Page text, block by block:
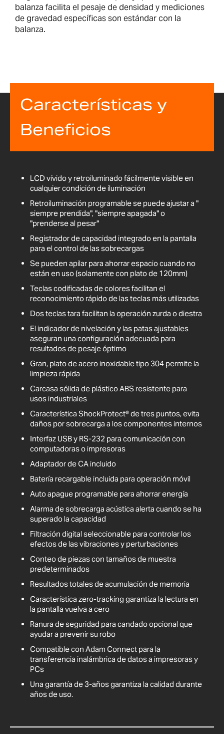
balanza facilita el pesaje de densidad y mediciones
de gravedad específicas son estándar con la
balanza.
Características y
Beneficios
LCD vívido y retroiluminado fácilmente visible en
cualquier condición de iluminación
Retroiluminación programable se puede ajustar a "
siempre prendida", "siempre apagada" o
"prenderse al pesar"
Registrador de capacidad integrado en la pantalla
para el control de las sobrecargas
Se pueden apilar para ahorrar espacio cuando no
están en uso (solamente con plato de 120mm)
Teclas codificadas de colores facilitan el
reconocimiento rápido de las teclas más utilizadas
Dos teclas tara facilitan la operación zurda o diestra
El indicador de nivelación y las patas ajustables
aseguran una configuración adecuada para
resultados de pesaje óptimo
Gran, plato de acero inoxidable tipo 304 permite la
limpieza rápida
Carcasa sólida de plástico ABS resistente para
usos industriales
Característica ShockProtect® de tres puntos, evita
daños por sobrecarga a los componentes internos
Interfaz USB y RS-232 para comunicación con
computadoras o impresoras
Adaptador de CA incluido
Batería recargable incluida para operación móvil
Auto apague programable para ahorrar energía
Alarma de sobrecarga acústica alerta cuando se ha
superado la capacidad
Filtración digital seleccionable para controlar los
efectos de las vibraciones y perturbaciones
Conteo de piezas con tamaños de muestra
predeterminados
Resultados totales de acumulación de memoria
Característica zero-tracking garantiza la lectura en
la pantalla vuelva a cero
Ranura de seguridad para candado opcional que
ayudar a prevenir su robo
Compatible con Adam Connect para la
transferencia inalámbrica de datos a impresoras y
PCs
Una garantía de 3-años garantiza la calidad durante
años de uso.